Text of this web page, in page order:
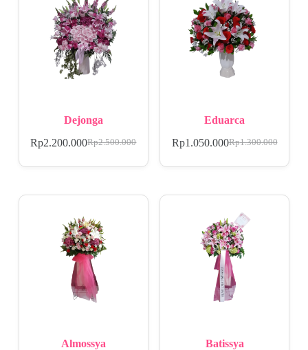
Dejonga
Rp2.500.000
Rp2.200.000
Eduarca
Rp1.300.000
Rp1.050.000
Almossya Batissya